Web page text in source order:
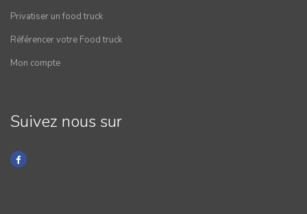
Privatiser un food truck
Référencer votre Food truck
Mon compte
Suivez nous sur